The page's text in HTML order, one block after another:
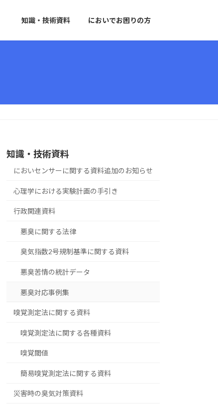
知識・技術資料 においでお困りの方
知識・技術資料
においセンサーに関する資料追加のお知らせ
心理学における実験計画の手引き
行政関連資料
悪臭に関する法律
臭気指数2号規制基準に関する資料
悪臭苦情の統計データ
悪臭対応事例集
嗅覚測定法に関する資料
嗅覚測定法に関する各種資料
嗅覚閾値
簡易嗅覚測定法に関する資料
災害時の臭気対策資料